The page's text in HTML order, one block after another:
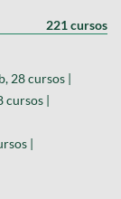
221 cursos
28 cursos |
|
|